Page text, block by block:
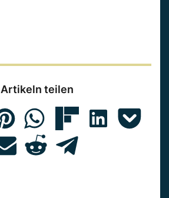
Artikeln teilen